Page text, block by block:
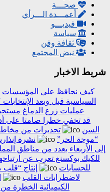
صحـــة
أعمـــدة الـــرأي
فيديـــو
سياسة
ثقافة وفن
نبض المجتمع
شريط الاخبار
كيف نحافظ على المؤسسات
السياسية قبل وبعد الإنتخابات
عمليات زرع الدماغ
السن
تحذيرات من
“موجة الحر”
نشرة
إلى الأربعاء بعدد من مناطق
للكيك بوكسنغ تعرب عن
للحسابات
إنتاج
لاضطرابات القلب
الكيميائية الخطرة